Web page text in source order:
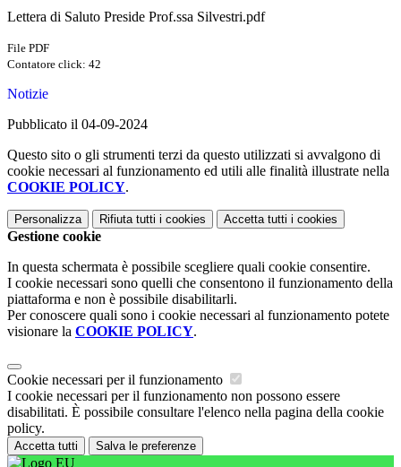
Lettera di Saluto Preside Prof.ssa Silvestri.pdf
File PDF
Contatore click: 42
Notizie
Pubblicato il 04-09-2024
Questo sito o gli strumenti terzi da questo utilizzati si avvalgono di
cookie necessari al funzionamento ed utili alle finalità illustrate nella
COOKIE POLICY.
Personalizza Rifiuta tutti i cookies Accetta tutti i cookies
Gestione cookie
In questa schermata è possibile scegliere quali cookie consentire.
I cookie necessari sono quelli che consentono il funzionamento della
piattaforma e non è possibile disabilitarli.
Per conoscere quali sono i cookie necessari al funzionamento potete
visionare la COOKIE POLICY.
Cookie necessari per il funzionamento
I cookie necessari per il funzionamento non possono essere
disabilitati. È possibile consultare l'elenco nella pagina della cookie
policy.
Accetta tutti Salva le preferenze